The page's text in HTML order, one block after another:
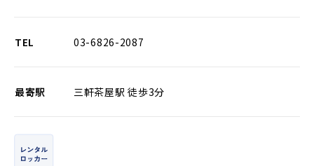
TEL 03-6826-2087
最寄駅 三軒茶屋駅 徒歩3分